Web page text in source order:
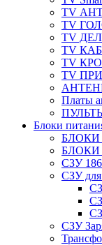
TV
TV
TV
TV
TV
TV
Платы
Блоки
СЗУ
СЗУ
СЗУ